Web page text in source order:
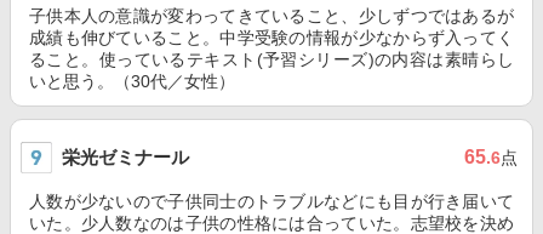
子供本人の意識が変わってきていること、少しずつではあるが
成績も伸びていること。中学受験の情報が少なからず入ってく
ること。使っているテキスト(予習シリーズ)の内容は素晴らし
いと思う。（30代／女性）
栄光ゼミナール 65.6点
人数が少ないので子供同士のトラブルなどにも目が行き届いて
いた。少人数なのは子供の性格には合っていた。志望校を決め